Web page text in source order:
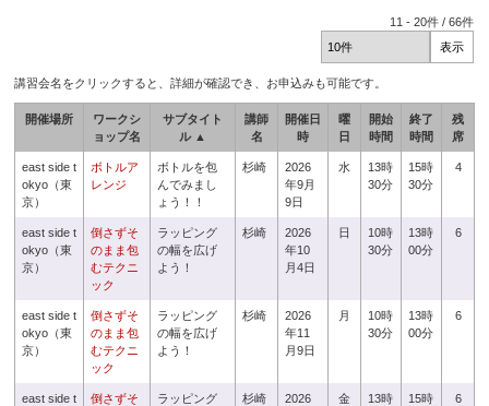
11 -20件 /66件
講習会名をクリックすると、詳細が確認でき、お申込みも可能です。
開催場所
ワークシ
ョップ名
サブタイト
ル ▲
講師
名
開催日
時
曜
日
開始
時間
終了
時間
残
席
east side t
okyo（東
京）
ボトルア
レンジ
ボトルを包
んでみまし
ょう！！
杉崎
2026
年9月
9日
水
13時
30分
15時
30分
4
east side t
okyo（東
京）
倒さずそ
のまま包
むテクニ
ック
ラッピング
の幅を広げ
よう！
杉崎
2026
年10
月4日
日
10時
30分
13時
00分
6
east side t
okyo（東
京）
倒さずそ
のまま包
むテクニ
ック
ラッピング
の幅を広げ
よう！
杉崎
2026
年11
月9日
月
10時
30分
13時
00分
6
east side t
倒さずそ
ラッピング
杉崎
2026
金
13時
15時
6